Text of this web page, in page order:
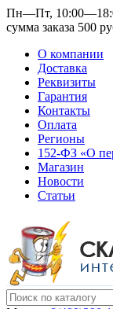
Пн—Пт,
сумма заказа 500
О компании
Доставка
Реквизиты
Гарантия
Контакты
Оплата
Регионы
152-ФЗ «О
Магазин
Новости
Статьи